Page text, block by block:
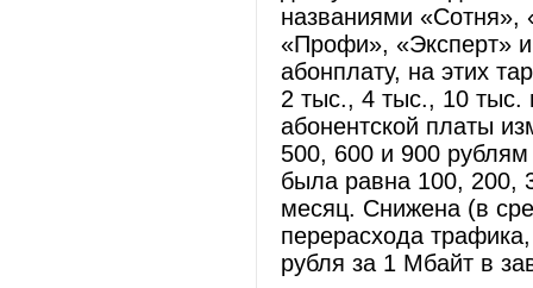
названиями «Сотня»,
«Профи», «Эксперт»
абонплату, на этих
2 тыс., 4 тыс., 10 тыс.
абонентской платы
500, 600 и 900
была равна 100, 200,
месяц. Снижена (в
перерасхода
рубля за 1 Мбайт в